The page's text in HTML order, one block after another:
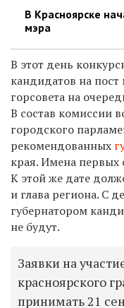
В Красноярске
мэра
В этот день
кандидатов на
горсовета на
В состав комиссии
городского
рекомендованных
края. Имена первых
К этой же дате
и глава региона. С
губернатором
не будут.
Заявки на
красноярского
принимать 21